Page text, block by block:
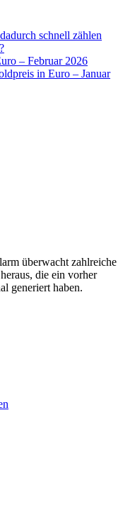
schnell zählen
– Februar 2026
in Euro – Januar
überwacht zahlreiche
die ein vorher
generiert haben.